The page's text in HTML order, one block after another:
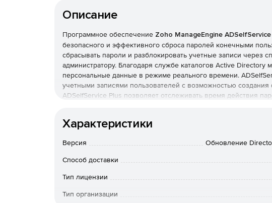
Описание
Программное обеспечение Zoho ManageEngine
безопасного и эффективного сброса паролей конечными
сбрасывать пароли и разблокировать учетные записи через
администратору. Благодаря службе каталогов Active Directory
персональные данные в режиме реального времени.
учетными записями пользователей с возможностью создания
ADSelfService Plus позволяет отслеживать время действия
нагрузку на сервисную службу.
Самостоятельный сброс паролей. Возможность
производительности работника.
Самостоятельное обновление персональных данных
Характеристики
Версия Обновление
Способ доставки
Тип лицензии
Тип организации